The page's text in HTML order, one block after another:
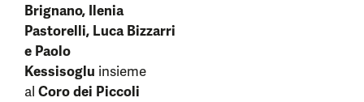
Brignano, Ilenia
Pastorelli, Luca Bizzarri
e Paolo
Kessisoglu insieme
al Coro dei Piccoli